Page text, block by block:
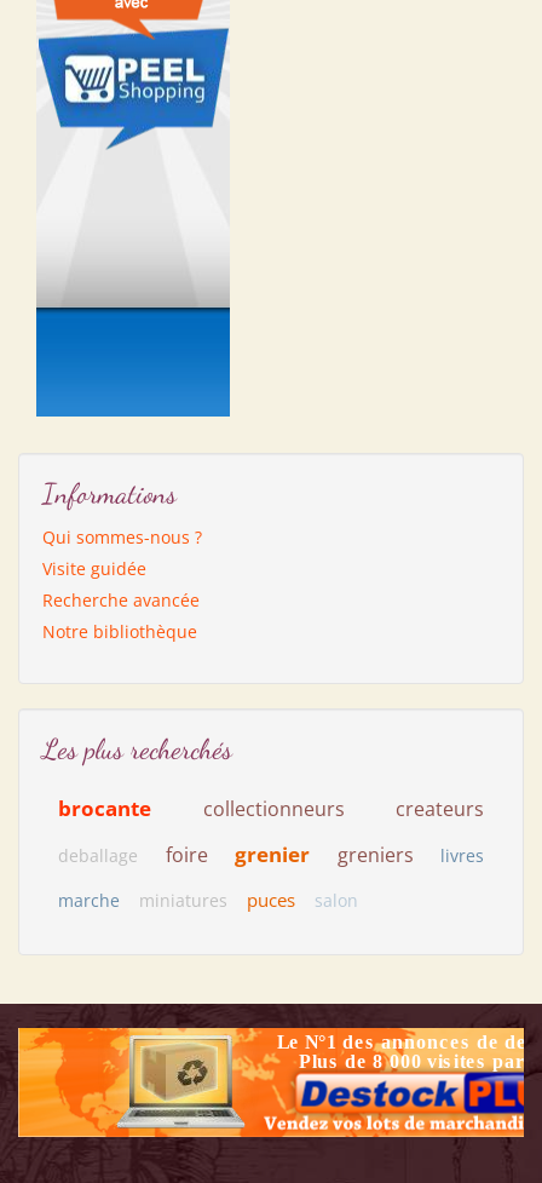
Informations
Qui sommes-nous ?
Visite guidée
Recherche avancée
Notre bibliothèque
Les plus recherchés
brocante collectionneurs createurs
deballage foire grenier greniers
livres
marche
miniatures puces salon